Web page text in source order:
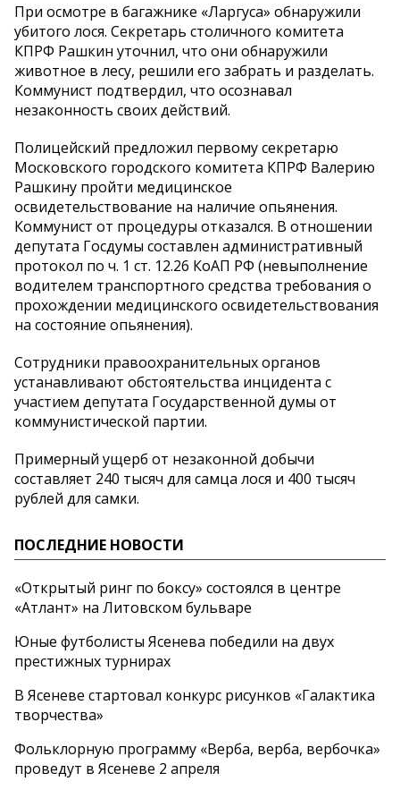
При осмотре в багажнике «Ларгуса» обнаружили
убитого лося. Секретарь столичного комитета
КПРФ Рашкин уточнил, что они обнаружили
животное в лесу, решили его забрать и разделать.
Коммунист подтвердил, что осознавал
незаконность своих действий.
Полицейский предложил первому секретарю
Московского городского комитета КПРФ Валерию
Рашкину пройти медицинское
освидетельствование на наличие опьянения.
Коммунист от процедуры отказался. В отношении
депутата Госдумы составлен административный
протокол по ч. 1 ст. 12.26 КоАП РФ (невыполнение
водителем транспортного средства требования о
прохождении медицинского освидетельствования
на состояние опьянения).
Сотрудники правоохранительных органов
устанавливают обстоятельства инцидента с
участием депутата Государственной думы от
коммунистической партии.
Примерный ущерб от незаконной добычи
составляет 240 тысяч для самца лося и 400 тысяч
рублей для самки.
ПОСЛЕДНИЕ НОВОСТИ
«Открытый ринг по боксу» состоялся в центре
«Атлант» на Литовском бульваре
Юные футболисты Ясенева победили на двух
престижных турнирах
В Ясеневе стартовал конкурс рисунков «Галактика
творчества»
Фольклорную программу «Верба, верба, вербочка»
проведут в Ясеневе 2 апреля